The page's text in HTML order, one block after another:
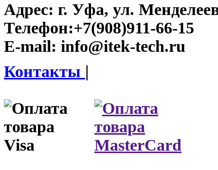
Адрес: г. Уфа, ул.
Телефон:+7(908)911-66-15
E-mail: info@itek-tech.ru
Контакты |